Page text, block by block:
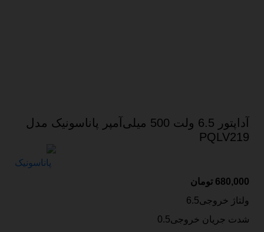
آداپتور 6.5 ولت 500 میلی‌آمپر پاناسونیک مدل
PQLV219
680,000 تومان
ولتاژ خروجی6.5
شدت جریان خروجی0.5